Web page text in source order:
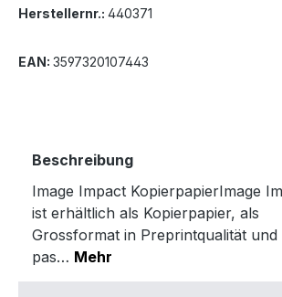
Herstellernr.: 440371
EAN: 3597320107443
Beschreibung
Image Impact KopierpapierImage
ist erhältlich als Kopierpapier, als
Grossformat in Preprintqualität und
pas… Mehr